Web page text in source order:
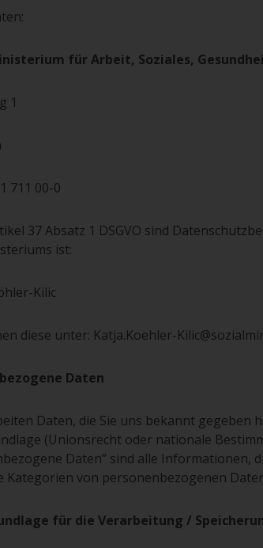
für Arbeit, Soziales,
1
711 00-0
37 Absatz 1 DSGVO sind
ist:
Kilic
diese unter: Katja.Koehler-
Daten
Daten, die Sie uns bekannt gegeben
(Unionsrecht oder nationale
Daten” sind alle Informa­tionen,
Kategorien von personenbezogenen
für die Verarbeitung /